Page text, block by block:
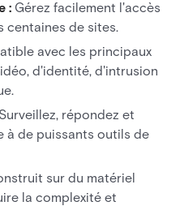
: Gérez facilement l'accès
centaines de sites.
avec les principaux
d'identité, d'intrusion
Surveillez, répondez et
à de puissants outils de
sur du matériel
la complexité et